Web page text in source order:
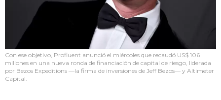
Con ese objetivo, Profluent anunció el miércoles que recaudó US$ 106
millones en una nueva ronda de financiación de capital de riesgo, liderada
por Bezos Expeditions —la firma de inversiones de Jeff Bezos— y Altimeter
Capital.